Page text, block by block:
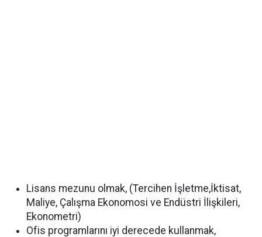
Lisans mezunu olmak, (Tercihen İşletme,İktisat,
Maliye, Çalışma Ekonomosi ve Endüstri İlişkileri,
Ekonometri)
Ofis programlarını iyi derecede kullanmak,